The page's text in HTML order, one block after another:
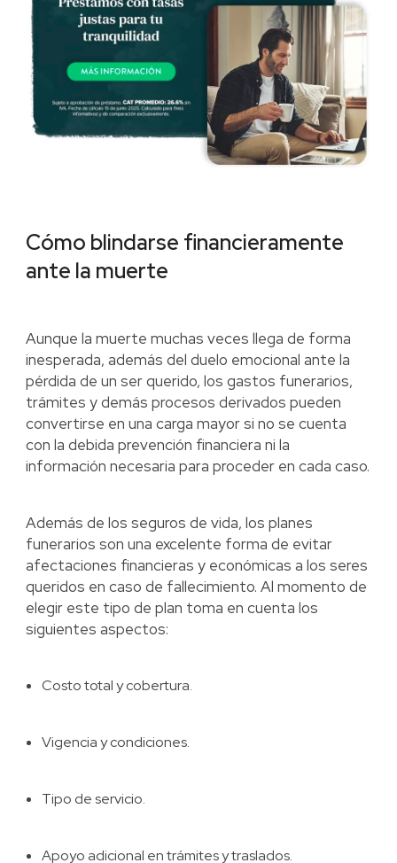
Cómo blindarse financieramente
ante la muerte
Aunque la muerte muchas veces llega de forma
inesperada, además del duelo emocional ante la
pérdida de un ser querido, los gastos funerarios,
trámites y demás procesos derivados pueden
convertirse en una carga mayor si no se cuenta
con la debida prevención financiera ni la
información necesaria para proceder en cada caso.
Además de los seguros de vida, los planes
funerarios son una excelente forma de evitar
afectaciones financieras y económicas a los seres
queridos en caso de fallecimiento. Al momento de
elegir este tipo de plan toma en cuenta los
siguientes aspectos:
Costo total y cobertura.
Vigencia y condiciones.
Tipo de servicio.
Apoyo adicional en trámites y traslados.